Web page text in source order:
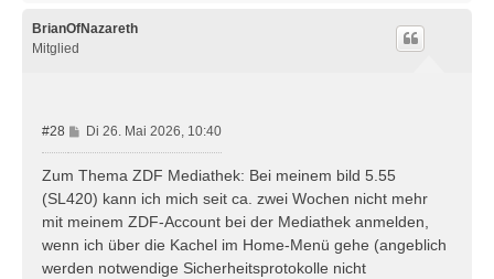
BrianOfNazareth
Mitglied
#28
B
e
i
t
a
g
Di 26. Mai 2026, 10:40
Zum Thema ZDF Mediathek: Bei meinem bild 5.55
(SL420) kann ich mich seit ca. zwei Wochen nicht mehr
mit meinem ZDF-Account bei der Mediathek anmelden,
wenn ich über die Kachel im Home-Menü gehe (angeblich
werden notwendige Sicherheitsprotokolle nicht